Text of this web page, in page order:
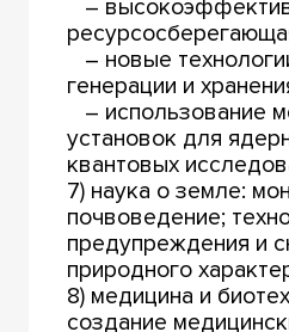
–
– новые
генерации и
– использование
установок для
квантовых
7) наука о земле:
почвоведение;
предупреждения и
природного
8) медицина и
создание